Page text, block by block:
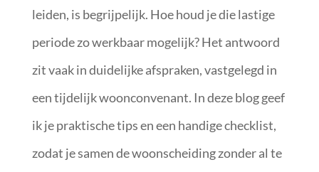
leiden, is begrijpelijk. Hoe houd je die lastige
periode zo werkbaar mogelijk? Het antwoord
zit vaak in duidelijke afspraken, vastgelegd in
een tijdelijk woonconvenant. In deze blog geef
ik je praktische tips en een handige checklist,
zodat je samen de woonscheiding zonder al te